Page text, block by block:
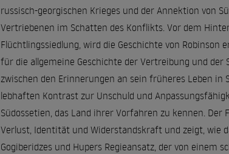
russisch-georgischen Krieges und der Annektion von
Vertriebenen im Schatten des Konflikts. Vor dem
Flüchtlingssiedlung, wird die Geschichte von
für die allgemeine Geschichte der Vertreibung und der
zwischen den Erinnerungen an sein früheres Leben in
lebhaften Kontrast zur Unschuld und
Südossetien, das Land ihrer Vorfahren zu kennen.
Verlust, Identität und Widerstandskraft und zeigt, wie
Gogiberidzes und Hupers Regieansatz, der von